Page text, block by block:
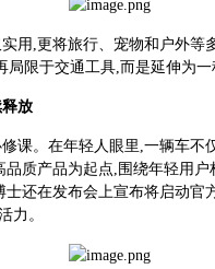
用,更将旅行、宠物和户外等
局限于交通工具,而是延伸为
放
课。在年轻人眼里,一辆车不
质产品为起点,围绕年轻用
还在发布会上宣布将启动官
力。